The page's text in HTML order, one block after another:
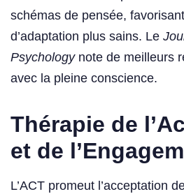
schémas de pensée,
d’adaptation plus sains. Le
Psychologynote de meilleurs
avec la pleine conscience.
Thérapie de
et de
L’ACT promeut l’acceptation